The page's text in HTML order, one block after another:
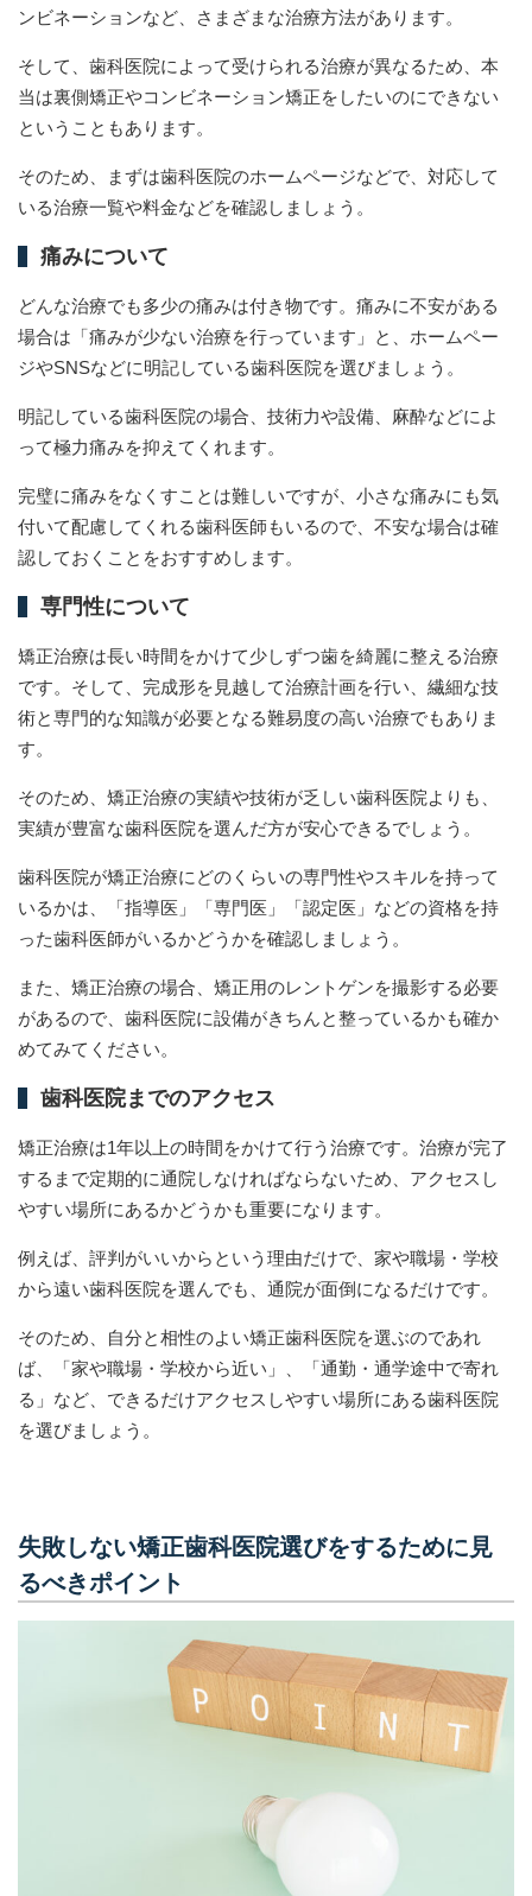
ンビネーションなど、さまざまな治療方法があります。
そして、歯科医院によって受けられる治療が異なるため、本
当は裏側矯正やコンビネーション矯正をしたいのにできない
ということもあります。
そのため、まずは歯科医院のホームページなどで、対応して
いる治療一覧や料金などを確認しましょう。
痛みについて
どんな治療でも多少の痛みは付き物です。痛みに不安がある
場合は「痛みが少ない治療を行っています」と、ホームペー
ジやSNSなどに明記している歯科医院を選びましょう。
明記している歯科医院の場合、技術力や設備、麻酔などによ
って極力痛みを抑えてくれます。
完璧に痛みをなくすことは難しいですが、小さな痛みにも気
付いて配慮してくれる歯科医師もいるので、不安な場合は確
認しておくことをおすすめします。
専門性について
矯正治療は長い時間をかけて少しずつ歯を綺麗に整える治療
です。そして、完成形を見越して治療計画を行い、繊細な技
術と専門的な知識が必要となる難易度の高い治療でもありま
す。
そのため、矯正治療の実績や技術が乏しい歯科医院よりも、
実績が豊富な歯科医院を選んだ方が安心できるでしょう。
歯科医院が矯正治療にどのくらいの専門性やスキルを持って
いるかは、「指導医」「専門医」「認定医」などの資格を持
った歯科医師がいるかどうかを確認しましょう。
また、矯正治療の場合、矯正用のレントゲンを撮影する必要
があるので、歯科医院に設備がきちんと整っているかも確か
めてみてください。
歯科医院までのアクセス
矯正治療は1年以上の時間をかけて行う治療です。治療が完了
するまで定期的に通院しなければならないため、アクセスし
やすい場所にあるかどうかも重要になります。
例えば、評判がいいからという理由だけで、家や職場・学校
から遠い歯科医院を選んでも、通院が面倒になるだけです。
そのため、自分と相性のよい矯正歯科医院を選ぶのであれ
ば、「家や職場・学校から近い」、「通勤・通学途中で寄れ
る」など、できるだけアクセスしやすい場所にある歯科医院
を選びましょう。
失敗しない矯正歯科医院選びをするために見
るべきポイント